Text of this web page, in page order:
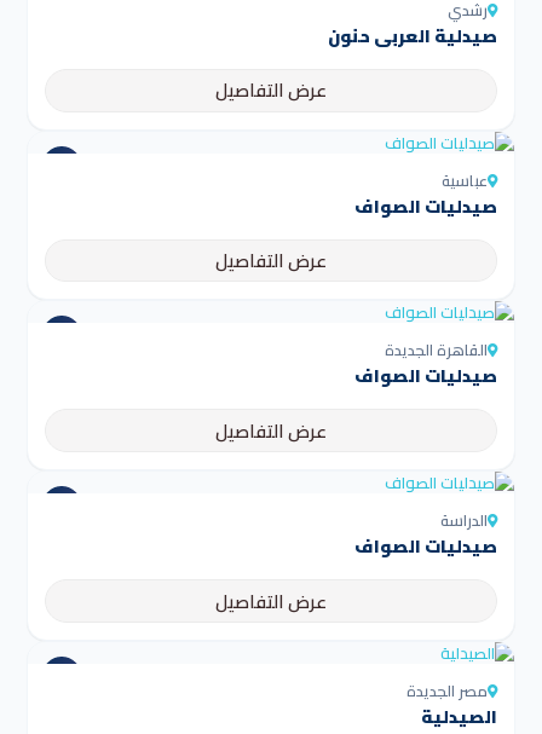
رشدي
صيدلية العربى حنون
عرض التفاصيل
عباسية
صيدليات الصواف
عرض التفاصيل
القاهرة الجديدة
صيدليات الصواف
عرض التفاصيل
الدراسة
صيدليات الصواف
عرض التفاصيل
مصر الجديدة
الصيدلية